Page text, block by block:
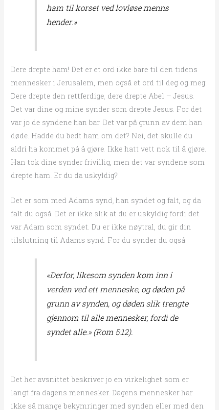
ham til korset ved lovløse menns
hender.»
Dere drepte ham! Det er et ord ikke bare til den tidens
mennesker i Jerusalem, men også et ord til deg og meg.
Dere drepte den rettferdige, dere drepte Abel – Jesus.
Det var dine og mine synder som drepte Jesus. For det
var jo de syndene han bar. Det var på grunn av dem han
døde. Hadde du bedt ham om det? Nei, det skulle du
aldri ha kommet på å gjøre. Ikke hatt vett nok til å gjøre.
Han tok dine synder frivillig, men det var syndene som
drepte ham. Er du da uskyldig?
Det er som med Adams synd, han syndet og falt, og da
falt du også. Det er ikke slik at du er uskyldig fordi det
var Adam som syndet. Du er ikke nøytral, du gir din
tilslutning til Adams synd. For du synder du også!
«Derfor, likesom synden kom inn i
verden ved ett menneske, og døden på
grunn av synden, og døden slik trengte
gjennom til alle mennesker, fordi de
syndet alle.» (Rom 5:12).
Det her avsnittet beskriver jo en virkelighet som er
langt fra dagens mennesker. Dagens mennesker har
ikke så mange bekymringer med synden eller med den